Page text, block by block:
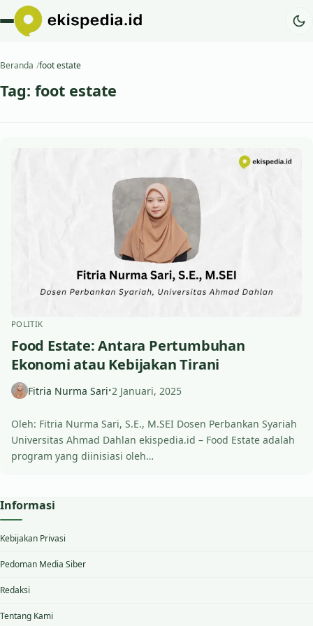
Beranda foot estate
Tag: foot estate
POLITIK
Food Estate: Antara Pertumbuhan
Ekonomi atau Kebijakan Tirani
Fitria Nurma Sari•2 Januari, 2025
Oleh: Fitria Nurma Sari, S.E., M.SEI Dosen Perbankan Syariah
Universitas Ahmad Dahlan ekispedia.id – Food Estate adalah
program yang diinisiasi oleh…
Informasi
Kebijakan Privasi
Pedoman Media Siber
Redaksi
Tentang Kami